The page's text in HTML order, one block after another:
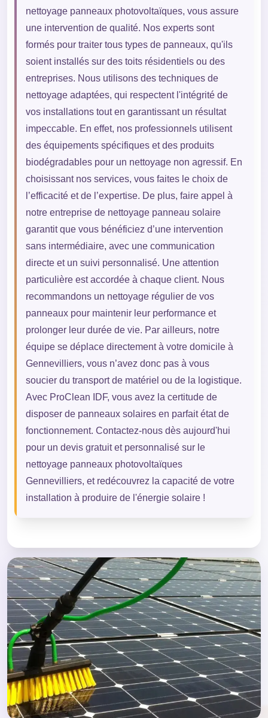
nettoyage panneaux photovoltaïques, vous assure
une intervention de qualité. Nos experts sont
formés pour traiter tous types de panneaux, qu'ils
soient installés sur des toits résidentiels ou des
entreprises. Nous utilisons des techniques de
nettoyage adaptées, qui respectent l'intégrité de
vos installations tout en garantissant un résultat
impeccable. En effet, nos professionnels utilisent
des équipements spécifiques et des produits
biodégradables pour un nettoyage non agressif. En
choisissant nos services, vous faites le choix de
l’efficacité et de l’expertise. De plus, faire appel à
notre entreprise de nettoyage panneau solaire
garantit que vous bénéficiez d’une intervention
sans intermédiaire, avec une communication
directe et un suivi personnalisé. Une attention
particulière est accordée à chaque client. Nous
recommandons un nettoyage régulier de vos
panneaux pour maintenir leur performance et
prolonger leur durée de vie. Par ailleurs, notre
équipe se déplace directement à votre domicile à
Gennevilliers, vous n’avez donc pas à vous
soucier du transport de matériel ou de la logistique.
Avec ProClean IDF, vous avez la certitude de
disposer de panneaux solaires en parfait état de
fonctionnement. Contactez-nous dès aujourd'hui
pour un devis gratuit et personnalisé sur le
nettoyage panneaux photovoltaïques
Gennevilliers, et redécouvrez la capacité de votre
installation à produire de l'énergie solaire !